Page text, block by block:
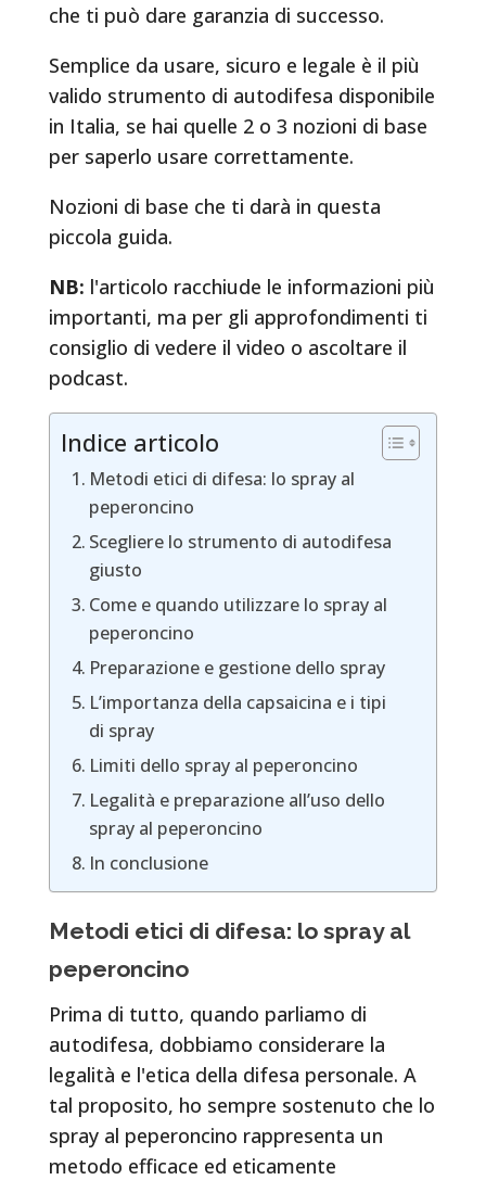
che ti può dare garanzia di successo.
Semplice da usare, sicuro e legale è il più
valido strumento di autodifesa disponibile
in Italia, se hai quelle 2 o 3 nozioni di base
per saperlo usare correttamente.
Nozioni di base che ti darà in questa
piccola guida.
NB: l'articolo racchiude le informazioni più
importanti, ma per gli approfondimenti ti
consiglio di vedere il video o ascoltare il
podcast.
Indice articolo
Metodi etici di difesa: lo spray al
peperoncino
Scegliere lo strumento di autodifesa
giusto
Come e quando utilizzare lo spray al
peperoncino
Preparazione e gestione dello spray
L’importanza della capsaicina e i tipi
di spray
Limiti dello spray al peperoncino
Legalità e preparazione all’uso dello
spray al peperoncino
In conclusione
Metodi etici di difesa: lo spray al
peperoncino
Prima di tutto, quando parliamo di
autodifesa, dobbiamo considerare la
legalità e l'etica della difesa personale. A
tal proposito, ho sempre sostenuto che lo
spray al peperoncino rappresenta un
metodo efficace ed eticamente